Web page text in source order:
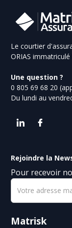
Le courtier
ORIAS
Une question ?
0 805 69 68 20
Du lundi au
Rejoindre la
Pour recevoir
Matrisk